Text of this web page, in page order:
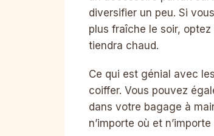
diversifier un peu. Si
plus fraîche le soir,
tiendra chaud.
Ce qui est génial avec
coiffer. Vous pouvez
dans votre bagage à
n’importe où et